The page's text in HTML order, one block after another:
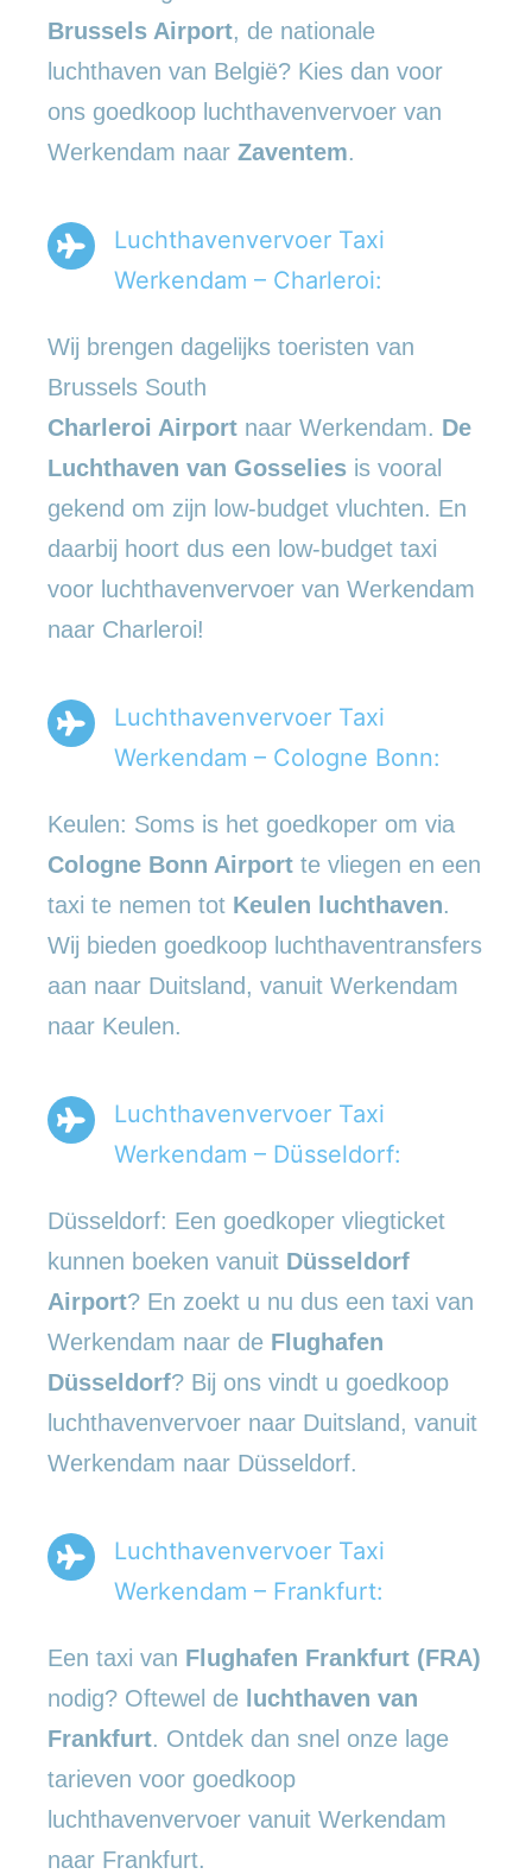
Brussels Airport, de nationale
luchthaven van België? Kies dan voor
ons goedkoop luchthavenvervoer van
Werkendam naar Zaventem.
Luchthavenvervoer Taxi
Werkendam – Charleroi:
Wij brengen dagelijks toeristen van
Brussels South
Charleroi Airport naar Werkendam. De
Luchthaven van Gosselies is vooral
gekend om zijn low-budget vluchten. En
daarbij hoort dus een low-budget taxi
voor luchthavenvervoer van Werkendam
naar Charleroi!
Luchthavenvervoer Taxi
Werkendam – Cologne Bonn:
Keulen: Soms is het goedkoper om via
Cologne Bonn Airport te vliegen en een
taxi te nemen tot Keulen luchthaven.
Wij bieden goedkoop luchthaventransfers
aan naar Duitsland, vanuit Werkendam
naar Keulen.
Luchthavenvervoer Taxi
Werkendam – Düsseldorf:
Düsseldorf: Een goedkoper vliegticket
kunnen boeken vanuit Düsseldorf
Airport? En zoekt u nu dus een taxi van
Werkendam naar de Flughafen
Düsseldorf? Bij ons vindt u goedkoop
luchthavenvervoer naar Duitsland, vanuit
Werkendam naar Düsseldorf.
Luchthavenvervoer Taxi
Werkendam – Frankfurt:
Een taxi van Flughafen Frankfurt (FRA)
nodig? Oftewel de luchthaven van
Frankfurt. Ontdek dan snel onze lage
tarieven voor goedkoop
luchthavenvervoer vanuit Werkendam
naar Frankfurt.